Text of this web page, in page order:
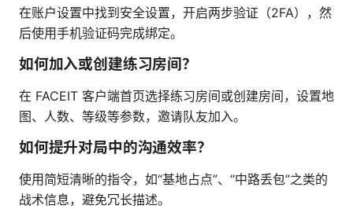
在账户设置中找到安全设置，开启两步验证（2FA），然
后使用手机验证码完成绑定。
如何加入或创建练习房间？
在 FACEIT 客户端首页选择练习房间或创建房间，设置地
图、人数、等级等参数，邀请队友加入。
如何提升对局中的沟通效率？
使用简短清晰的指令，如“基地占点”、“中路丢包”之类的
战术信息，避免冗长描述。